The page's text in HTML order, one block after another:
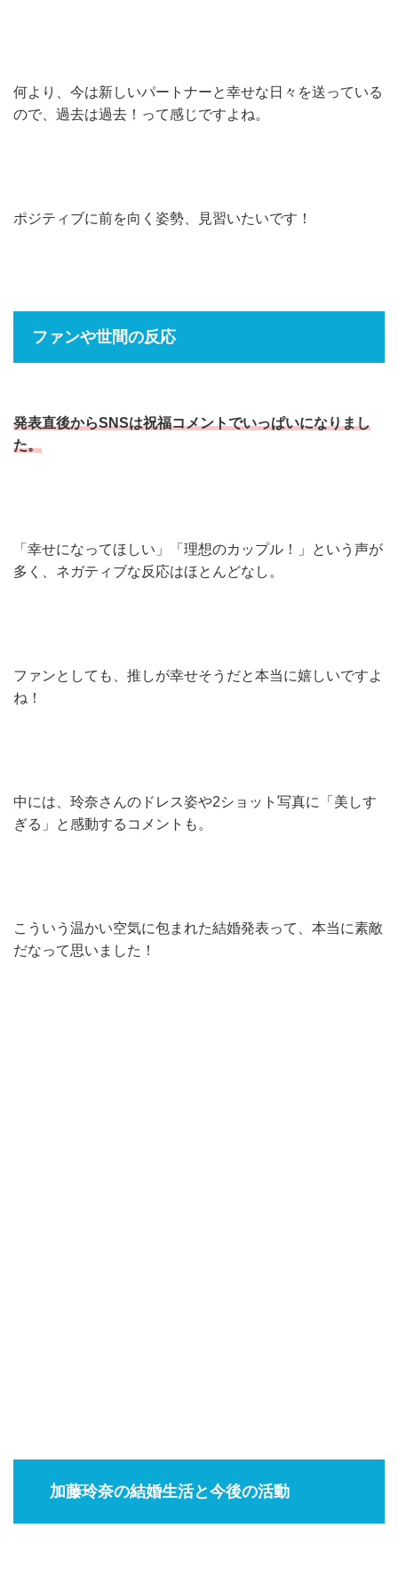
何より、今は新しいパートナーと幸せな日々を送っている
ので、過去は過去！って感じですよね。
ポジティブに前を向く姿勢、見習いたいです！
ファンや世間の反応
発表直後からSNSは祝福コメントでいっぱいになりまし
た。
「幸せになってほしい」「理想のカップル！」という声が
多く、ネガティブな反応はほとんどなし。
ファンとしても、推しが幸せそうだと本当に嬉しいですよ
ね！
中には、玲奈さんのドレス姿や2ショット写真に「美しす
ぎる」と感動するコメントも。
こういう温かい空気に包まれた結婚発表って、本当に素敵
だなって思いました！
加藤玲奈の結婚生活と今後の活動